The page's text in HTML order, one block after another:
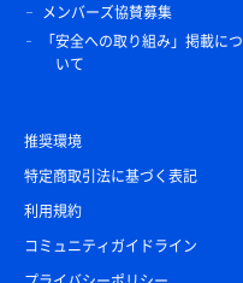
メンバーズ協賛募集
「安全への取り組み」掲載につ
いて
推奨環境
特定商取引法に基づく表記
利用規約
コミュニティガイドライン